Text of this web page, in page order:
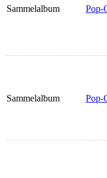
Sammelalbum Pop-
Sammelalbum Pop-